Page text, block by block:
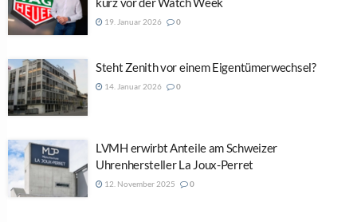
19. Januar 2026 0
Steht Zenith vor einem Eigentümerwechsel?
14. Januar 2026 0
LVMH erwirbt Anteile am Schweizer
Uhrenhersteller La Joux-Perret
12. November 2025 0